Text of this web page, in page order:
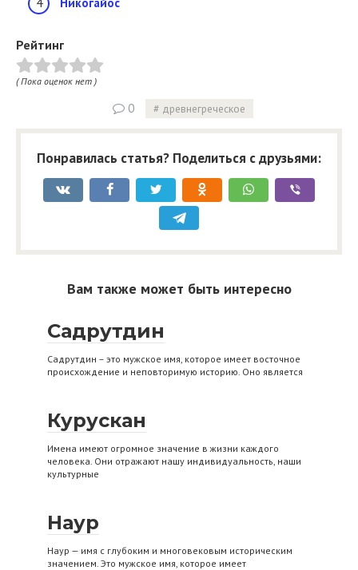
Рейтинг
( Пока оценок нет )
0 древнегреческое
Понравилась статья? Поделиться с друзьями:
Вам также может быть интересно
Садрутдин
Садрутдин – это мужское имя, которое имеет восточное
происхождение и неповторимую историю. Оно является
Курускан
Имена имеют огромное значение в жизни каждого
человека. Они отражают нашу индивидуальность, наши
культурные
Наур
Наур — имя с глубоким и многовековым историческим
значением. Это мужское имя, которое имеет